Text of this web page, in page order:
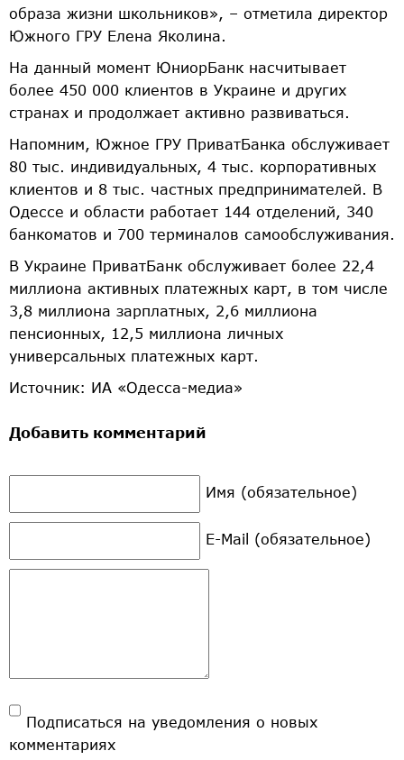
образа жизни школьников», – отметила директор
Южного ГРУ Елена Яколина.
На данный момент ЮниорБанк насчитывает
более 450 000 клиентов в Украине и других
странах и продолжает активно развиваться.
Напомним, Южное ГРУ ПриватБанка обслуживает
80 тыс. индивидуальных, 4 тыс. корпоративных
клиентов и 8 тыс. частных предпринимателей. В
Одессе и области работает 144 отделений, 340
банкоматов и 700 терминалов самообслуживания.
В Украине ПриватБанк обслуживает более 22,4
миллиона активных платежных карт, в том числе
3,8 миллиона зарплатных, 2,6 миллиона
пенсионных, 12,5 миллиона личных
универсальных платежных карт.
Источник: ИА «Одесса-медиа»
Добавить комментарий
Имя (обязательное)
E-Mail (обязательное)
Подписаться на уведомления о новых
комментариях